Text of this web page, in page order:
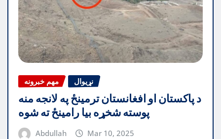
مهم خبرونه نړیوال
د پاکستان او افغانستان ترمینځ په لانجه منه
پوسته شخړه بیا رامینځ ته شوه
Abdullah Mar 10, 2025